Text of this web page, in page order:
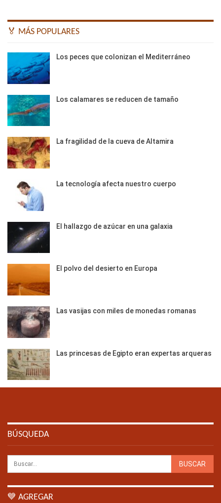
🏅 MÁS POPULARES
Los peces que colonizan el Mediterráneo
Los calamares se reducen de tamaño
La fragilidad de la cueva de Altamira
La tecnología afecta nuestro cuerpo
El hallazgo de azúcar en una galaxia
El polvo del desierto en Europa
Las vasijas con miles de monedas romanas
Las princesas de Egipto eran expertas arqueras
BÚSQUEDA
💙 AGREGAR